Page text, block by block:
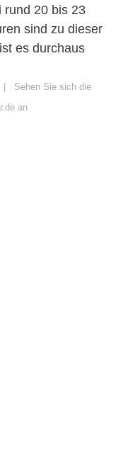
rund 20 bis 23
sind zu dieser
es durchaus
| Sehen Sie sich die
an